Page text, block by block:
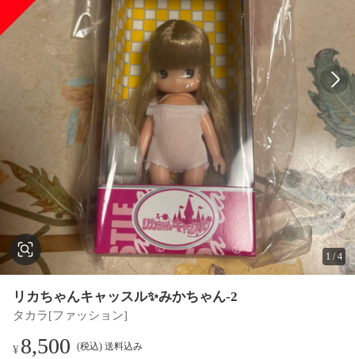
1 /4
リカちゃんキャッスル✨みかちゃん-2
タカラ[ファッション]
¥8,500 (税込) 送料込み